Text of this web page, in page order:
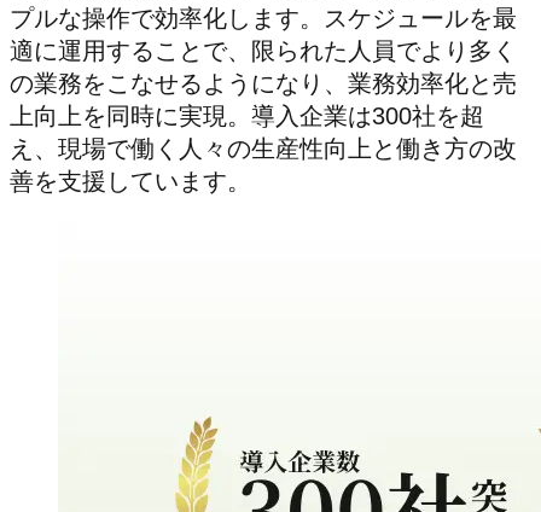
プルな操作で効率化します。スケジュールを最
適に運用することで、限られた人員でより多く
の業務をこなせるようになり、業務効率化と売
上向上を同時に実現。導入企業は300社を超
え、現場で働く人々の生産性向上と働き方の改
善を支援しています。